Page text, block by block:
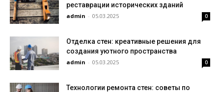
реставрации исторических зданий
admin - 05.03.2025 0
Отделка стен: креативные решения для
создания уютного пространства
admin - 05.03.2025 0
Технологии ремонта стен: советы по